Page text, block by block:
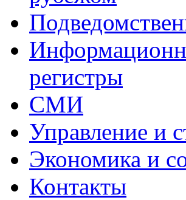
регистры
СМИ
Управление и
Экономика и
Контакты